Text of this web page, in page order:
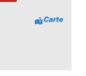
Carte